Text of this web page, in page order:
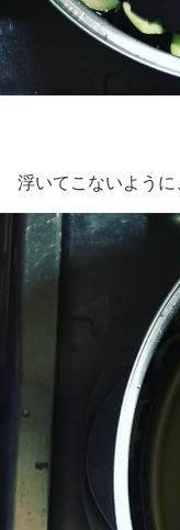
浮いてこないよう